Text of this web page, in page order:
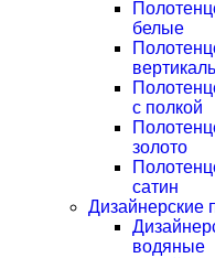
белые
с полкой
золото
сатин
Дизайнерские
водяные